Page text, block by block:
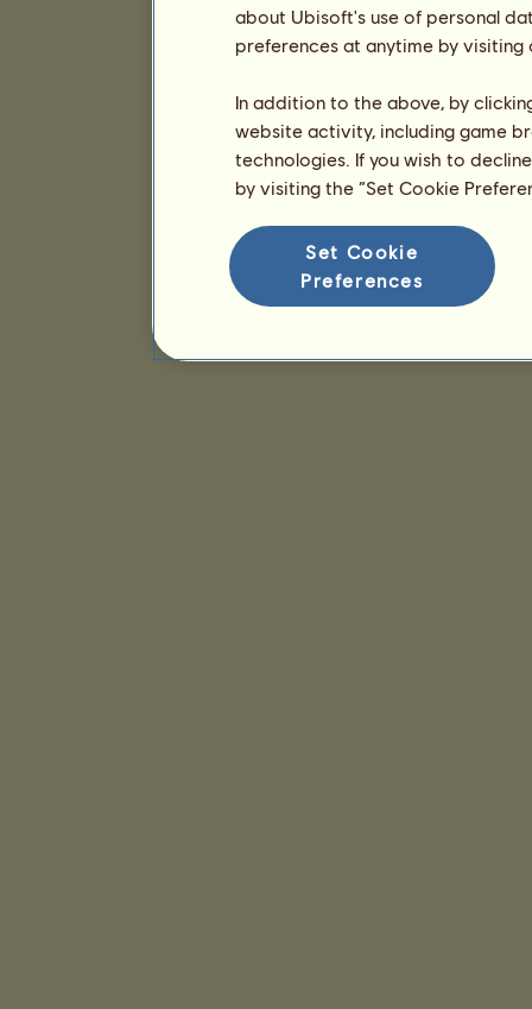
about Ubisoft's use of personal
preferences at anytime by
In addition to the above, by
website activity, including game
technologies. If you wish to
by visiting the “Set Cookie
Set Cookie
Preferences